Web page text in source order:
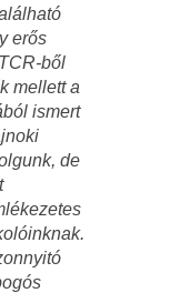
erős
ből
mellett a
ismert
de